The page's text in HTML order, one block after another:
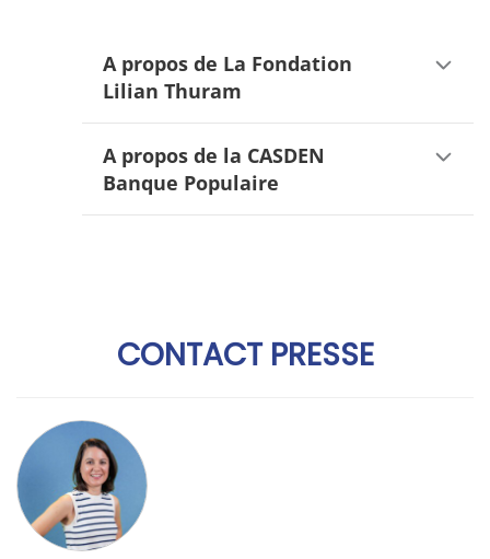
A propos de La Fondation
Lilian Thuram
A propos de la CASDEN
Banque Populaire
CONTACT PRESSE